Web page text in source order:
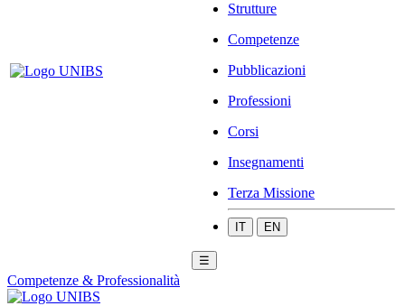
Strutture
Competenze
Pubblicazioni
Professioni
Corsi
Insegnamenti
Terza Missione
IT EN
☰
Competenze & Professionalità